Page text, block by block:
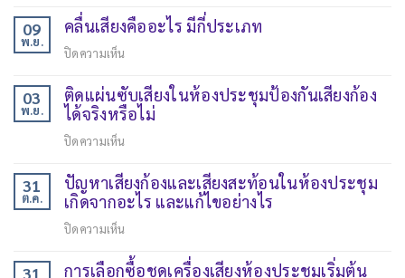
09
พ.ย.
คลื่นเสียงคืออะไร มีกี่ประเภท
ปิดความเห็น
03
พ.ย.
ติดแผ่นซับเสียงในห้องประชุมป้องกันเสียงก้อง
ได้จริงหรือไม่
ปิดความเห็น
31
ต.ค.
ปัญหาเสียงก้องและเสียงสะท้อนในห้องประชุม
เกิดจากอะไร และแก้ไขอย่างไร
ปิดความเห็น
31
การเลือกซื้อชุดเครื่องเสียงห้องประชุมเริ่มต้น